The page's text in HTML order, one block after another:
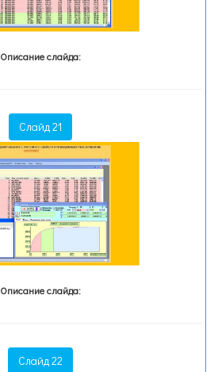
Описание слайда:
Слайд 21
Описание слайда:
Слайд 22